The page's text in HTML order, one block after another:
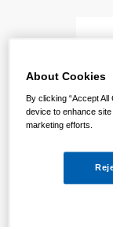
About Cookies
By clicking “Accept
device to enhance
marketing efforts.